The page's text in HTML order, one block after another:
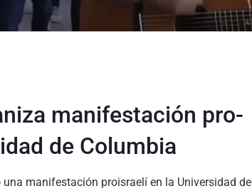
manifestación pro-
de Columbia
manifestación proisraelí en la Universidad de